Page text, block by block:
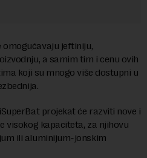
jeftiniju,
a samim tim i cenu ovih
koji su mnogo više dostupni u
projekat će razviti nove i
visokog kapaciteta, za njihovu
ili aluminijum-jonskim